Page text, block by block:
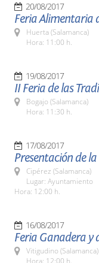
20/08/2017
Feria Alimentaria
Huerta (Salamanca)
Hora: 11:00 h.
19/08/2017
II Feria de las
Bogajo (Salamanca)
Hora: 11:30 h.
17/08/2017
Presentación de
Cipérez (Salamanca)
Lugar: Ayuntamiento
Hora: 12:00 h.
16/08/2017
Feria Ganadera
Vitigudino (Salamanca)
Hora: 12:00 h.